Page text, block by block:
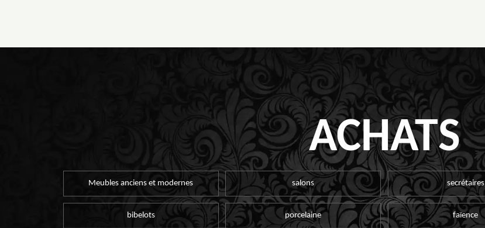
ACHATS
Meubles anciens et modernes salons secrétaires
bibelots porcelaine faïence